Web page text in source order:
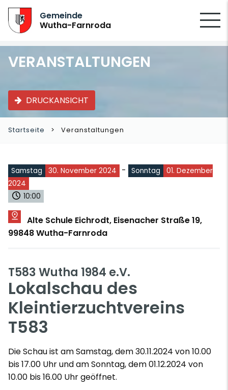
Gemeinde
Wutha-Farnroda
VERANSTALTUNGEN
DRUCKANSICHT
Startseite Veranstaltungen
Samstag 30. November 2024 - Sonntag
01. Dezember
2024
10:00
Alte Schule Eichrodt, Eisenacher Straße 19,
99848 Wutha-Farnroda
T583 Wutha 1984 e.V.
Lokalschau des
Kleintierzuchtvereins
T583
Die Schau ist am Samstag, dem 30.11.2024 von 10.00
bis 17.00 Uhr und am Sonntag, dem 01.12.2024 von
10.00 bis 16.00 Uhr geöffnet.